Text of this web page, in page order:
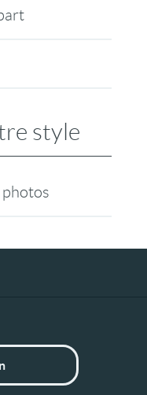
style
photos